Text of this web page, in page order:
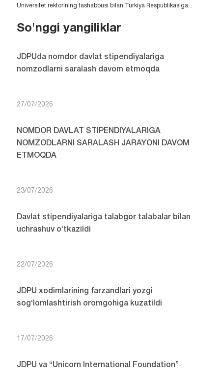
Universitet rektorining tashabbusi bilan Turkiya Respublikasiga...
So'nggi yangiliklar
JDPUda nomdor davlat stipendiyalariga
nomzodlarni saralash davom etmoqda
27/07/2026
NOMDOR DAVLAT STIPENDIYALARIGA
NOMZODLARNI SARALASH JARAYONI DAVOM
ETMOQDA
23/07/2026
Davlat stipendiyalariga talabgor talabalar bilan
uchrashuv o‘tkazildi
22/07/2026
JDPU xodimlarining farzandlari yozgi
sog‘lomlashtirish oromgohiga kuzatildi
17/07/2026
JDPU va “Unicorn International Foundation”